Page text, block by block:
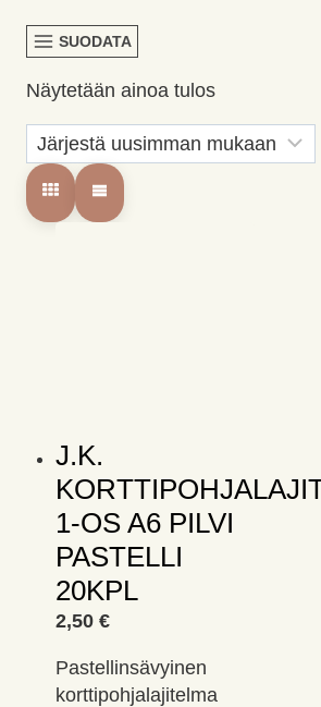
SUODATA
Näytetään ainoa tulos
J.K.
1-OS A6 PILVI
PASTELLI
20KPL
2,50 €
Pastellinsävyinen
korttipohjalajitelma